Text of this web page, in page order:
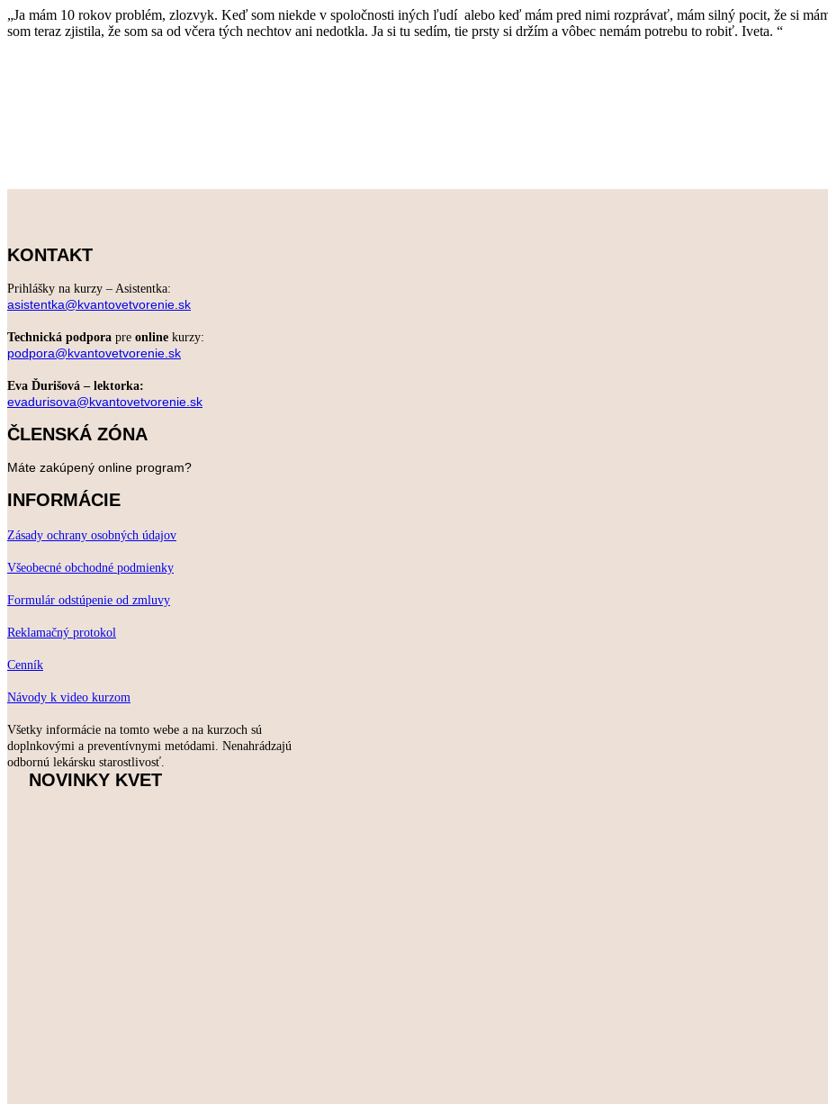
„Ja mám 10 rokov problém, zlozvyk. Keď som niekde v spoločnosti iných ľudí alebo keď mám pred nimi rozprávať, mám silný pocit, že si
som teraz zjistila, že som sa od včera tých nechtov ani nedotkla. Ja si tu sedím, tie prsty si držím a vôbec nemám potrebu to robiť. Iveta. “
KONTAKT
Prihlášky na kurzy – Asistentka:
asistentka@kvantovetvorenie.sk
Technická podpora pre online kurzy:
podpora@kvantovetvorenie.sk
Eva Ďurišová – lektorka:
evadurisova@kvantovetvorenie.sk
ČLENSKÁ ZÓNA
Máte zakúpený online program?
INFORMÁCIE
Zásady ochrany osobných údajov
Všeobecné obchodné podmienky
Formulár odstúpenie od zmluvy
Reklamačný protokol
Cenník
Návody k video kurzom
Všetky informácie na tomto webe a na kurzoch sú
doplnkovými a preventívnymi metódami. Nenahrádzajú
odbornú lekársku starostlivosť.
NOVINKY KVET